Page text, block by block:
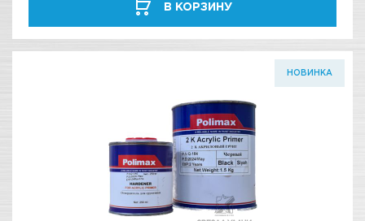
В КОРЗИНУ
НОВИНКА